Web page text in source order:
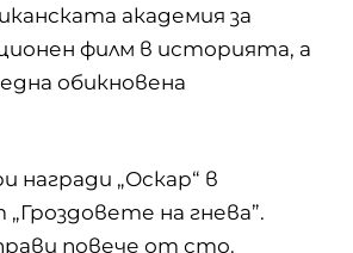
академия за
филм в историята, а
обикновена
„Оскар“ в
на гнева”.
повече от сто.